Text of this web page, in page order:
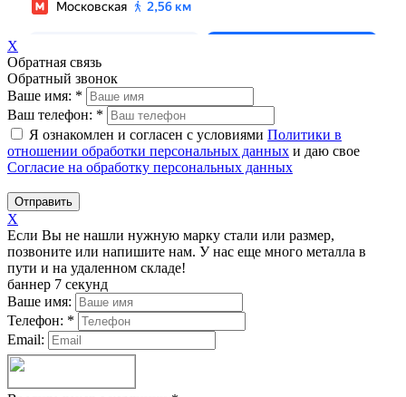
X
Обратная связь
Обратный звонок
Ваше имя: *
Ваш телефон: *
Я ознакомлен и согласен с условиями Политики в
отношении обработки персональных данных и даю свое
Согласие на обработку персональных данных
Отправить
X
Если Вы не нашли нужную марку стали или размер,
позвоните или напишите нам. У нас еще много металла в
пути и на удаленном складе!
баннер 7 секунд
Ваше имя:
Телефон: *
Email: